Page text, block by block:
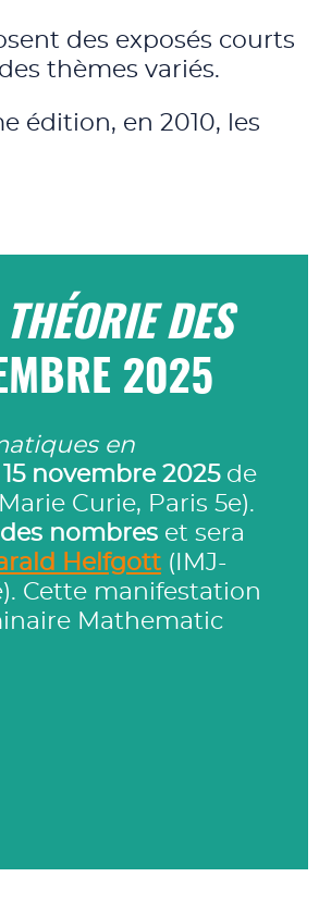
des exposés courts
thèmes variés.
édition, en 2010, les
THÉORIE DES
2025
en
novembre 2025de
Curie, Paris 5e).
des nombreset sera
Helfgott(IMJ-
Cette manifestation
Mathematic